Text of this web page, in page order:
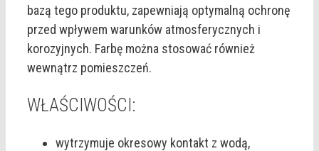
bazą tego produktu, zapewniają optymalną ochronę
przed wpływem warunków atmosferycznych i
korozyjnych. Farbę można stosować również
wewnątrz pomieszczeń.
WŁAŚCIWOŚCI:
wytrzymuje okresowy kontakt z wodą,